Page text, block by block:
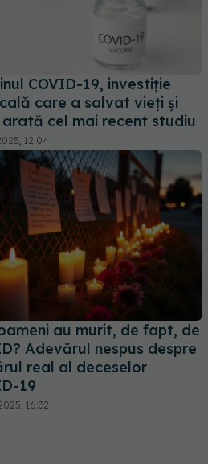
COVID-19, investiție
care a salvat vieți și
arată cel mai recent studiu
12:04
au murit, de fapt, de
Adevărul nespus despre
real al deceselor
19
16:32